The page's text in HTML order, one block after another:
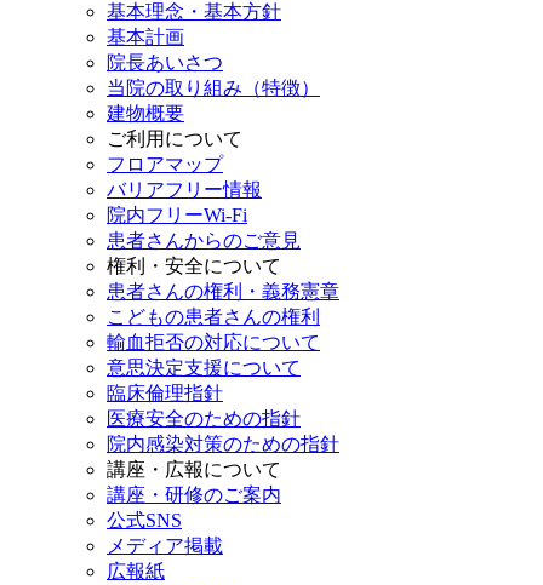
基本理念・基本方針
基本計画
院長あいさつ
当院の取り組み（特徴）
建物概要
ご利用について
フロアマップ
バリアフリー情報
院内フリーWi-Fi
患者さんからのご意見
権利・安全について
患者さんの権利・義務憲章
こどもの患者さんの権利
輸血拒否の対応について
意思決定支援について
臨床倫理指針
医療安全のための指針
院内感染対策のための指針
講座・広報について
講座・研修のご案内
公式SNS
メディア掲載
広報紙